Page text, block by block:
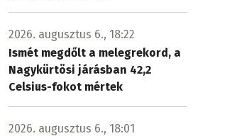
2026. augusztus 6., 18:22
Ismét megdőlt a melegrekord, a
Nagykürtösi járásban 42,2
Celsius-fokot mértek
2026. augusztus 6., 18:01